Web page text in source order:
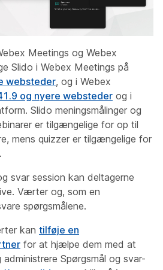
Meetings og Webex
Slido i Webex Meetings på
websteder, og i Webex
og nyere websteder og i
Slido meningsmålinger og
er tilgængelige for op til
mens quizzer er tilgængelige for
svar session kan deltagerne
Værter og, som en
spørgsmålene.
kan tilføje en
for at hjælpe dem med at
Spørgsmål og svar-